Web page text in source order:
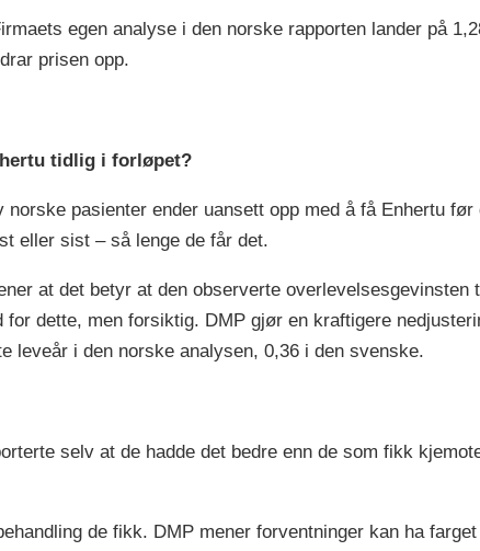
egen analyse i den norske rapporten lander på
prisen opp.
tidlig i forløpet?
pasienter ender uansett opp med å få Enhertu før
eller sist – så lenge de får det.
at det betyr at den observerte overlevelsesgevinsten
dette, men forsiktig. DMP gjør en kraftigere
leveår i den norske analysen, 0,36 i den svenske.
selv at de hadde det bedre enn de som fikk
de fikk. DMP mener forventninger kan ha farget